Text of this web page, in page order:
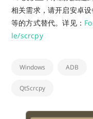
相关需求，请开启安卓
等的方式替代。详见：
le/scrcpy
Windows ADB
QtScrcpy